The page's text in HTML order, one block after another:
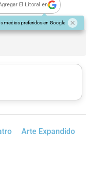
El Litoral en
medios preferidos en Google
Arte Expandido